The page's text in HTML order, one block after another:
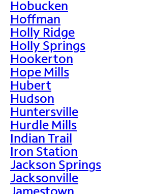
Hobucken
Hoffman
Holly Ridge
Holly Springs
Hookerton
Hope Mills
Hubert
Hudson
Huntersville
Hurdle Mills
Indian Trail
Iron Station
Jackson Springs
Jacksonville
Jamestown